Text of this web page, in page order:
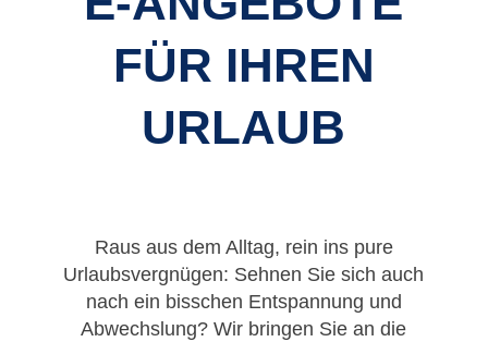
FÜR IHREN
URLAUB
Raus aus dem Alltag, rein ins pure
Urlaubsvergnügen: Sehnen Sie sich auch
nach ein bisschen Entspannung und
Abwechslung? Wir bringen Sie an die